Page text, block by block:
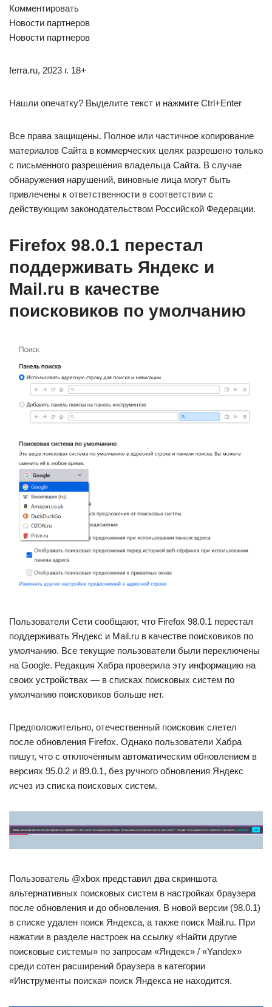
Комментировать
Новости партнеров
Новости партнеров
ferra.ru, 2023 г. 18+
Нашли опечатку? Выделите текст и нажмите Ctrl+Enter
Все права защищены. Полное или частичное копирование
материалов Сайта в коммерческих целях разрешено только
с письменного разрешения владельца Сайта. В случае
обнаружения нарушений, виновные лица могут быть
привлечены к ответственности в соответствии с
действующим законодательством Российской Федерации.
Firefox 98.0.1 перестал
поддерживать Яндекс и
Mail.ru в качестве
поисковиков по умолчанию
Пользователи Сети сообщают, что Firefox 98.0.1 перестал
поддерживать Яндекс и Mail.ru в качестве поисковиков по
умолчанию. Все текущие пользователи были переключены
на Google. Редакция Хабра проверила эту информацию на
своих устройствах — в списках поисковых систем по
умолчанию поисковиков больше нет.
Предположительно, отечественный поисковик слетел
после обновления Firefox. Однако пользователи Хабра
пишут, что с отключённым автоматическим обновлением в
версиях 95.0.2 и 89.0.1, без ручного обновления Яндекс
исчез из списка поисковых систем.
Пользователь @xbox представил два скриншота
альтернативных поисковых систем в настройках браузера
после обновления и до обновления. В новой версии (98.0.1)
в списке удален поиск Яндекса, а также поиск Mail.ru. При
нажатии в разделе настроек на ссылку «Найти другие
поисковые системы» по запросам «Яндекс» / «Yandex»
среди сотен расширений браузера в категории
«Инструменты поиска» поиск Яндекса не находится.